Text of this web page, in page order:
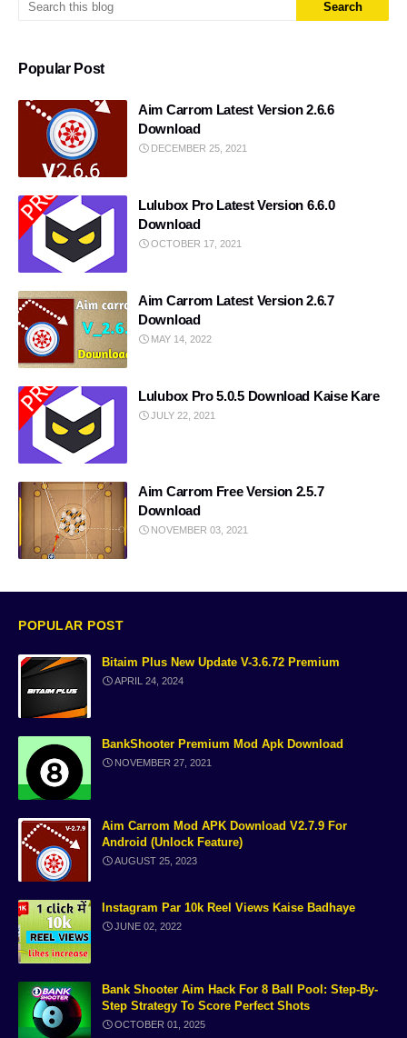
Free WhatsApp Number
Instagram AI earning apps
Bitaim
LPG Gas KYC Online OTP Verification
Game-Mod
review Best Free Call Websites
Free Number Verification 2025
Aadhaar Card Download CapCut Guide
virtual space
ai speech free
Ayushman Card 2026
2nd phone apk Carrom pool aim tools
AI Image Generator Free
free online sms
instagram followers app
Text to Speech Websites
8 ball pool mod
2ndLine app WhatsApp verification guide
Popular Post
Aim Carrom Latest Version 2.6.6
Download
DECEMBER 25, 2021
Lulubox Pro Latest Version 6.6.0
Download
OCTOBER 17, 2021
Aim Carrom Latest Version 2.6.7
Download
MAY 14, 2022
Lulubox Pro 5.0.5 Download Kaise Kare
JULY 22, 2021
Aim Carrom Free Version 2.5.7
Download
NOVEMBER 03, 2021
POPULAR POST
Bitaim Plus New Update V-3.6.72 Premium
APRIL 24, 2024
BankShooter Premium Mod Apk Download
NOVEMBER 27, 2021
Aim Carrom Mod APK Download V2.7.9 For
Android (unlock Feature)
AUGUST 25, 2023
Instagram Par 10k Reel Views Kaise Badhaye
JUNE 02, 2022
Bank Shooter Aim Hack For 8 Ball Pool: Step-By-
Step Strategy To Score Perfect Shots
OCTOBER 01, 2025